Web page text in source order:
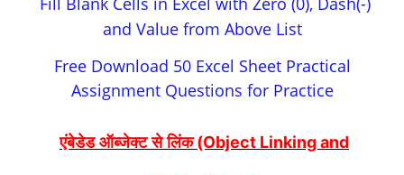
and Value from Above List
Free Download 50 Excel Sheet Practical
Assignment Questions for Practice
एंबेडेड ऑब्जेक्ट से लिंक(Object Linking and